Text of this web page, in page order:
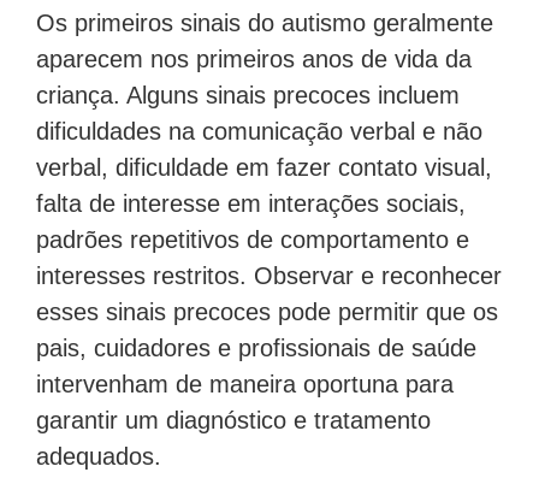
Os primeiros sinais do autismo geralmente
aparecem nos primeiros anos de vida da
criança. Alguns sinais precoces incluem
dificuldades na comunicação verbal e não
verbal, dificuldade em fazer contato visual,
falta de interesse em interações sociais,
padrões repetitivos de comportamento e
interesses restritos. Observar e reconhecer
esses sinais precoces pode permitir que os
pais, cuidadores e profissionais de saúde
intervenham de maneira oportuna para
garantir um diagnóstico e tratamento
adequados.